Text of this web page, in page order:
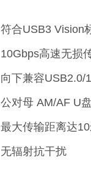
符合USB3 Vision
10Gbps高速无损
向下兼容USB2.0/
公对母 AM/AF U
最大传输距离达
无辐射抗干扰